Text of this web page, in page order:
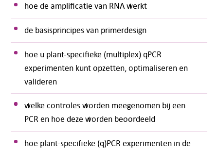
hoe de amplificatie van RNA werkt
de basisprincipes van primerdesign
hoe u plant-specifieke (multiplex) qPCR
experimenten kunt opzetten, optimaliseren en
valideren
welke controles worden meegenomen bij een
PCR en hoe deze worden beoordeeld
hoe plant-specifieke (q)PCR experimenten in de